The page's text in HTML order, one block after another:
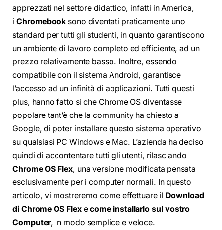
apprezzati nel settore didattico, infatti in America,
i Chromebook sono diventati praticamente uno
standard per tutti gli studenti, in quanto garantiscono
un ambiente di lavoro completo ed efficiente, ad un
prezzo relativamente basso. Inoltre, essendo
compatibile con il sistema Android, garantisce
l’accesso ad un infinità di applicazioni. Tutti questi
plus, hanno fatto si che Chrome OS diventasse
popolare tant’è che la community ha chiesto a
Google, di poter installare questo sistema operativo
su qualsiasi PC Windows e Mac. L’azienda ha deciso
quindi di accontentare tutti gli utenti, rilasciando
Chrome OS Flex, una versione modificata pensata
esclusivamente per i computer normali. In questo
articolo, vi mostreremo come effettuare il Download
di Chrome OS Flexecome installarlo sul vostro
Computer, in modo semplice e veloce.